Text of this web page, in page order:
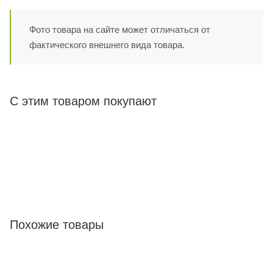
Фото товара на сайте может отличаться от
фактического внешнего вида товара.
С этим товаром покупают
Похожие товары